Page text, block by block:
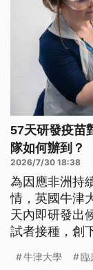
57天研發疫苗
隊如何辦到？
2026/7/30 18:38
為因應非洲持
情，英國牛津
天內即研發出
試者接種，創
牛津大學 臨